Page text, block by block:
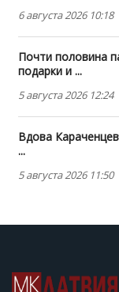
6 августа 2026 10:18
Почти половина
подарки и ...
5 августа 2026 12:24
Вдова
...
5 августа 2026 11:50